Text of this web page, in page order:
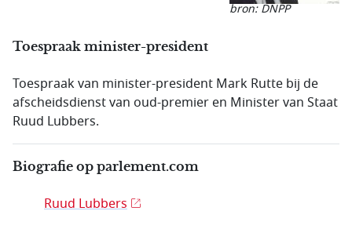
bron: DNPP
Toespraak minister-president
Toespraak van minister-president Mark Rutte bij de
afscheidsdienst van oud-premier en Minister van Staat
Ruud Lubbers.
Biografie op parlement.com
Ruud Lubbers